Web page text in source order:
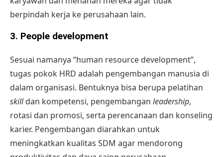
berpindah kerja ke perusahaan lain.
3. People development
Sesuai namanya “human resource development”,
tugas pokok HRD adalah pengembangan manusia di
dalam organisasi. Bentuknya bisa berupa pelatihan
skilldan kompetensi, pengembangan leadership,
rotasi dan promosi, serta perencanaan dan konseling
karier. Pengembangan diarahkan untuk
meningkatkan kualitas SDM agar mendorong